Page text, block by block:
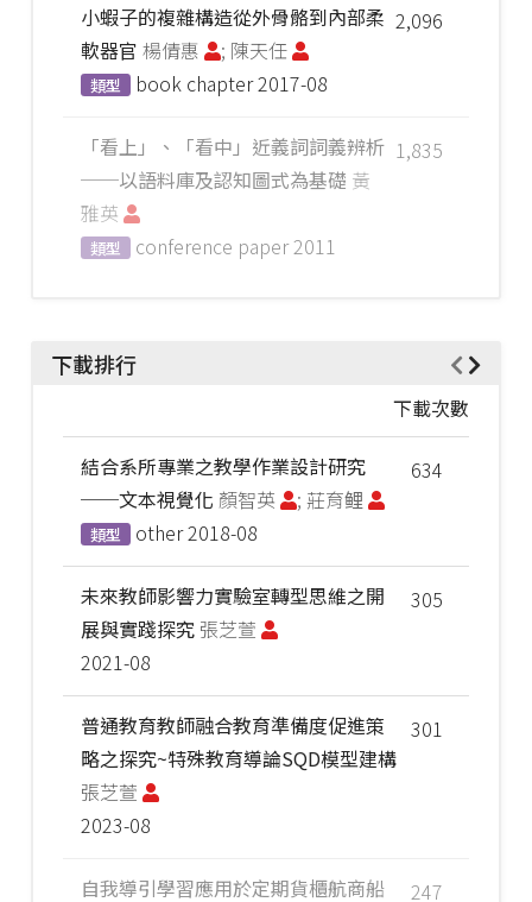
2,096
小蝦子的複雜構造從外骨骼到內部柔
軟器官 楊倩惠 ; 陳天任
類型 book chapter2017-08
1,835
「看上」、「看中」近義詞詞義辨析
──以語料庫及認知圖式為基礎 黃
雅英
類型 conference paper2011
下載排行
下載次數
634
結合系所專業之教學作業設計研究
──文本視覺化 顏智英 ; 莊育鲤
類型 other2018-08
305
未來教師影響力實驗室轉型思維之開
展與實踐探究 張芝萱
2021-08
301
普通教育教師融合教育準備度促進策
略之探究~特殊教育導論SQD模型建構
張芝萱
2023-08
247
自我導引學習應用於定期貨櫃航商船